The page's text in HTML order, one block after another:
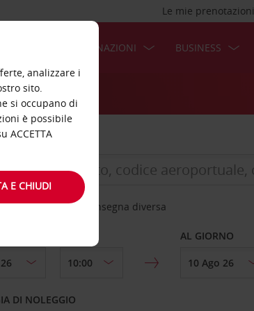
Le mie prenotazioni
DESTINAZIONI BUSINESS
una località di riconsegna diversa
AL GIORNO
DI NOLEGGIO
analizzare i
sito.
si occupano di
è possibile
ACCETTA
E CHIUDI